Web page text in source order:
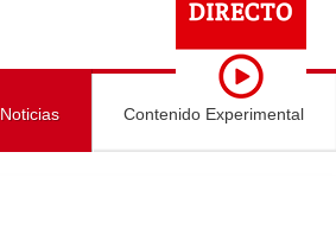
Noticias Contenido Experimental